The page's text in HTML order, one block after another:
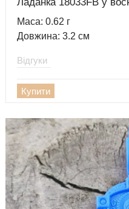
Ладанка 18033FB у
Маса: 0.62 г
Довжина: 3.2 см
Відгуки
Купити